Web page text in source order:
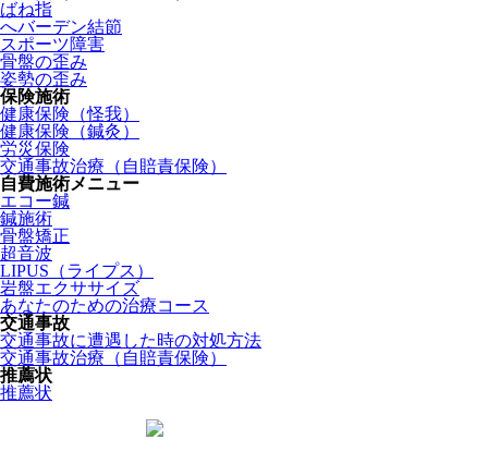
ばね指
へバーデン結節
スポーツ障害
骨盤の歪み
姿勢の歪み
保険施術
健康保険（怪我）
健康保険（鍼灸）
労災保険
交通事故治療（自賠責保険）
自費施術メニュー
エコー鍼
鍼施術
骨盤矯正
超音波
LIPUS（ライプス）
岩盤エクササイズ
あなたのための治療コース
交通事故
交通事故に遭遇した時の対処方法
交通事故治療（自賠責保険）
推薦状
推薦状